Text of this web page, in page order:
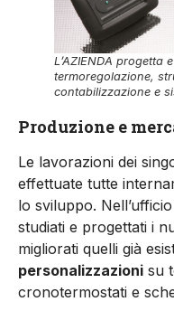
L’AZIENDA
termoregolazione,
contabilizzazione e
Produzione e
Le lavorazioni dei
effettuate tutte
lo sviluppo.
studiati e progettati i
migliorati quelli già
personalizzazioni su
cronotermostati e